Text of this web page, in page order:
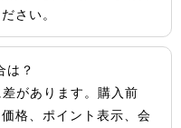
さい。
は？
があります。購入前
格、ポイント表示、会